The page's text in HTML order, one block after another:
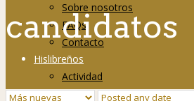
Sobre nosotros
FAQs
Contacto
Hislibreños
Actividad
Grupos
candidatos